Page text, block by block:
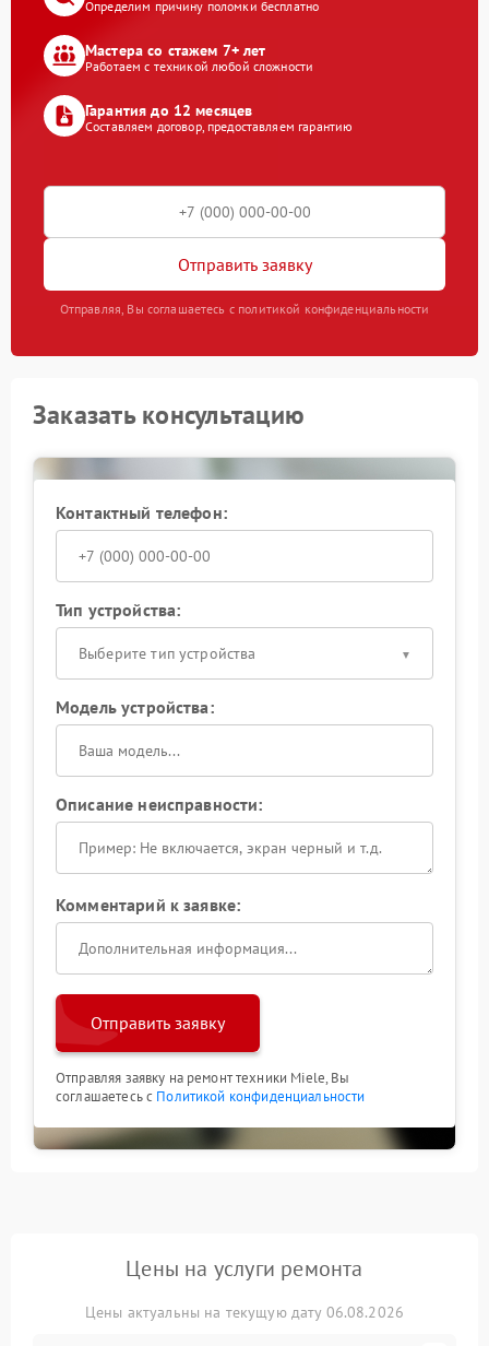
Определим причину поломки бесплатно
Мастера со стажем 7+ лет
Работаем с техникой любой сложности
Гарантия до 12 месяцев
Составляем договор, предоставляем гарантию
Отправить заявку
Отправляя, Вы соглашаетесь с политикой конфиденциальности
Заказать консультацию
Контактный телефон:
Тип устройства:
Выберите тип устройства
Модель устройства:
Описание неисправности:
Комментарий к заявке:
Отправить заявку
Отправляя заявку на ремонт техники Miele, Вы
соглашаетесь с Политикой конфиденциальности
Цены на услуги ремонта
Цены актуальны на текущую дату 06.08.2026